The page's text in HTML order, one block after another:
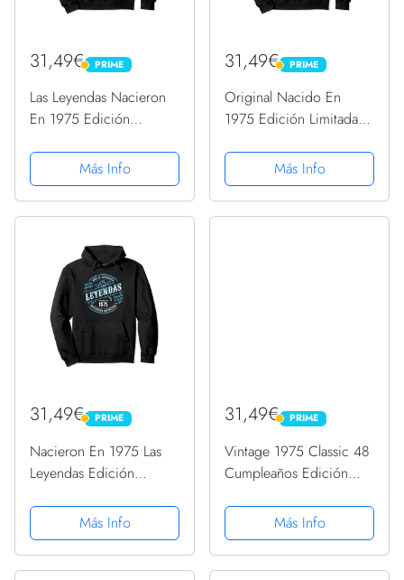
31,49€ PRIME
PRIME
Las Leyendas Nacieron
En 1975 Edición
Sudadera con Capucha
Más Info
31,49€ PRIME
PRIME
Original Nacido En
1975 Edición Limitada
Sudadera con Capucha
Más Info
31,49€ PRIME
PRIME
Nacieron En 1975 Las
Leyendas Edición
Sudadera con Capucha
Más Info
31,49€ PRIME
PRIME
Vintage 1975 Classic 48
Cumpleaños Edición
CapuchaMás Info